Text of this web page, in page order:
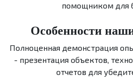
помощником для
Особенности
Полноценная демонстрация
- презентация объектов,
отчетов для